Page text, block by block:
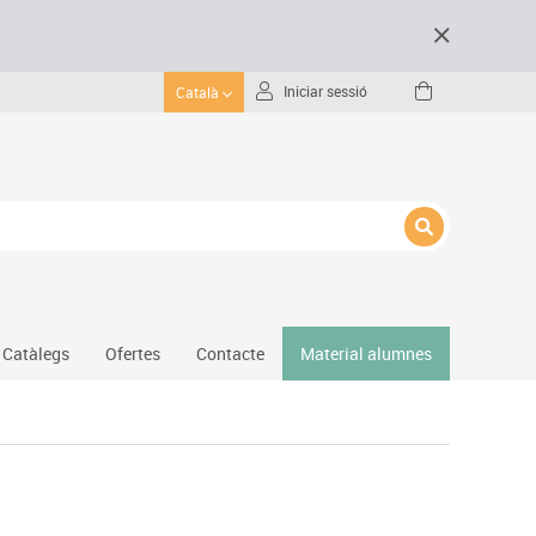
Català Iniciar sessió
Catàlegs Ofertes Contacte Material alumnes